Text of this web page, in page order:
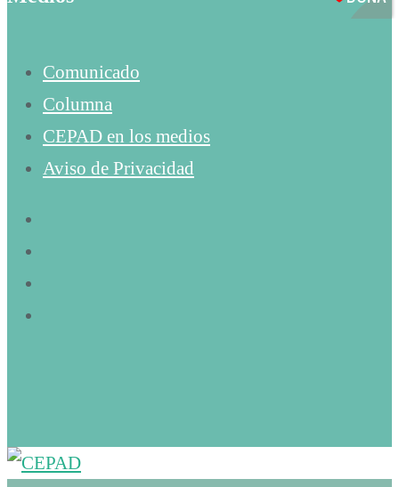
Comunicado
Columna
CEPAD en los medios
Aviso de Privacidad